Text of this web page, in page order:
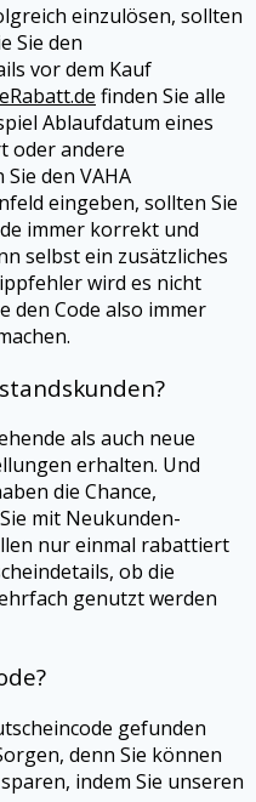
einzulösen, sollten
Sie den
vor dem Kauf
finden Sie alle
Ablaufdatum eines
oder andere
Sie den VAHA
eingeben, sollten Sie
immer korrekt und
selbst ein zusätzliches
wird es nicht
den Code also immer
als auch neue
erhalten. Und
die Chance,
mit Neukunden-
nur einmal rabattiert
ob die
genutzt werden
gefunden
denn Sie können
indem Sie unseren